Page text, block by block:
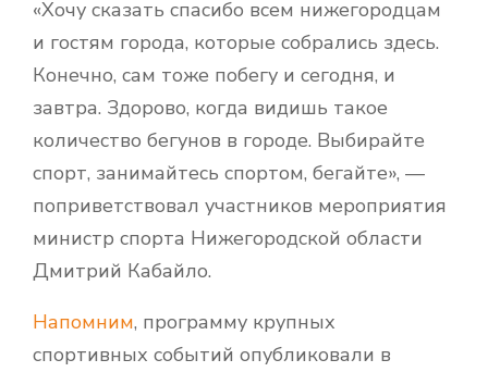
«Хочу сказать спасибо всем нижегородцам
и гостям города, которые собрались здесь.
Конечно, сам тоже побегу и сегодня, и
завтра. Здорово, когда видишь такое
количество бегунов в городе. Выбирайте
спорт, занимайтесь спортом, бегайте», —
поприветствовал участников мероприятия
министр спорта Нижегородской области
Дмитрий Кабайло.
Напомним, программу крупных
спортивных событий опубликовали в